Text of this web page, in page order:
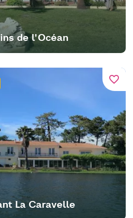
de l'Océan
favorite_border
La Caravelle